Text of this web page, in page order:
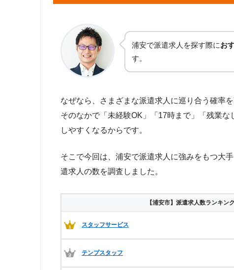
浦安で派遣求人を探す際にお
す。
なぜなら、さまざまな派遣求人に巡り合う確率を
そのなかで「未経験OK」「17時まで」「残業
しやすくなるからです。
そこで今回は、浦安で派遣求人に強みをもつ大
遣求人の数を調査しました。
【浦安市】派遣求人数ランキン
スタッフサービス
テンプスタッフ